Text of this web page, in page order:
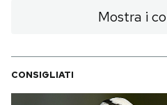
Mostra i
CONSIGLIATI